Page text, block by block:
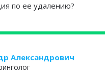
по ее удалению?
Александрович